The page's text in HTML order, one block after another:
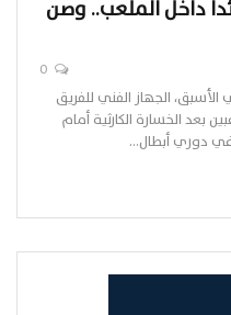
داخل الملعب.. وصن
الجهاز الفني للفريق
بعد الخسارة الكارثية أمام
دوري أبطال…